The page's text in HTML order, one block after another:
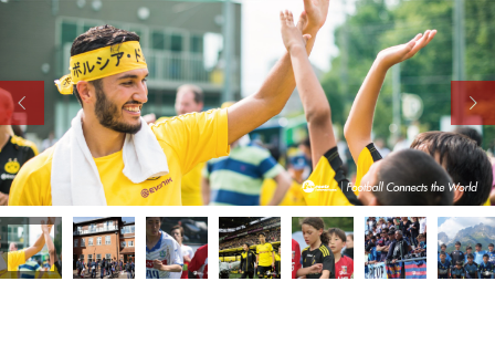
 